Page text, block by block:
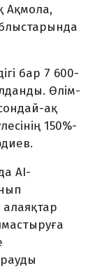
Ақмола,
бар 7 600-
Өлім-
ақ
150%-
AI-